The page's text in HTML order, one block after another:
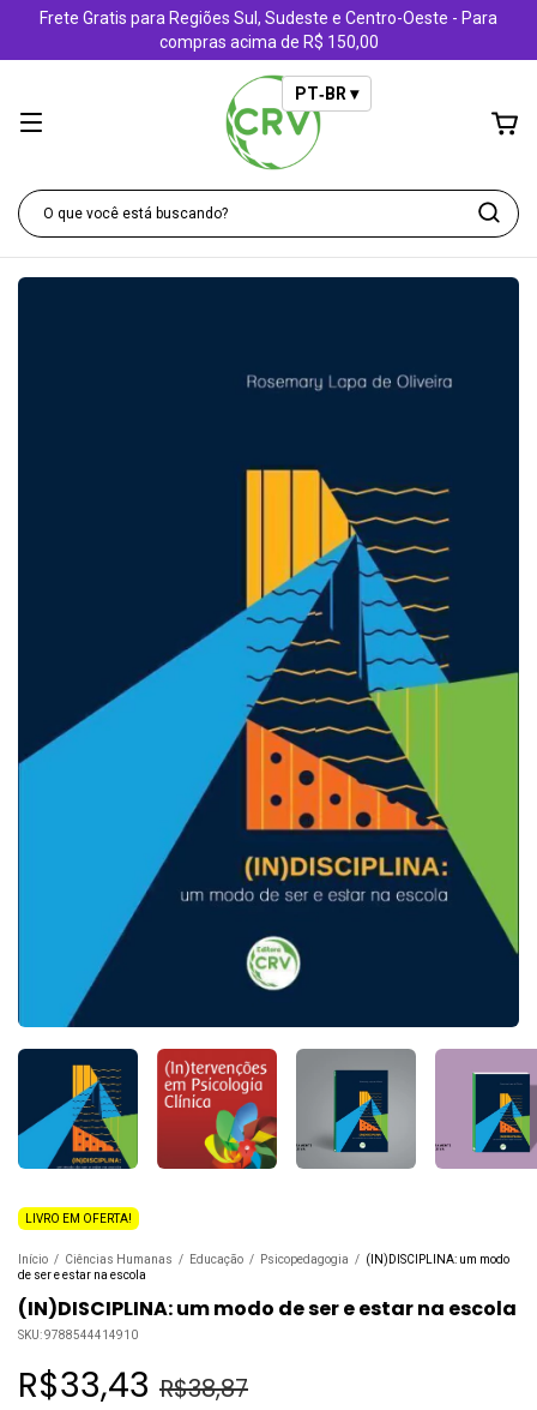
Frete Gratis para Regiões Sul, Sudeste e Centro-Oeste - Para
compras acima de R$ 150,00
PT‑BR ▾
LIVRO EM OFERTA!
Início / Ciências Humanas / Educação / Psicopedagogia / (IN)DISCIPLINA: um modo
de ser e estar na escola
(IN)DISCIPLINA: um modo de ser e estar na escola
SKU:9788544414910
R$33,43 R$38,87